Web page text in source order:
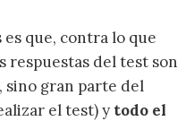
que, contra lo que
respuestas del test son
sino gran parte del
el test) y todo el